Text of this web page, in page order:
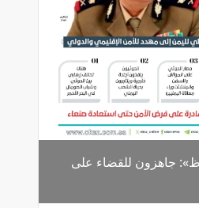
جاهزون للقضاء على